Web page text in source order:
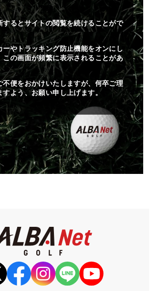
するとサイトの閲覧を続けることがで
ーやトラッキング防止機能をオンにし
この画面が頻繁に表示されることがあ
不便をおかけいたしますが、何卒ご理
すよう、お願い申し上げます。